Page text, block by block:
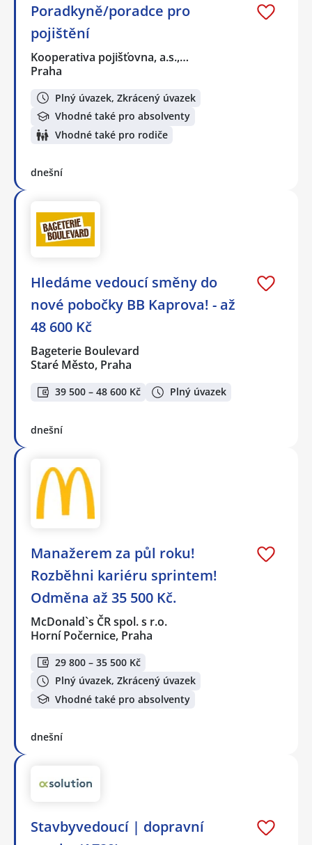
Poradkyně/poradce pro
pojištění
Kooperativa pojišťovna, a.s.,…
Praha
Plný úvazek, Zkrácený úvazek
Vhodné také pro absolventy
Vhodné také pro rodiče
dnešní
Hledáme vedoucí směny do
nové pobočky BB Kaprova! - až
48 600 Kč
Bageterie Boulevard
Staré Město, Praha
39 500 – 48 600 Kč Plný úvazek
dnešní
Manažerem za půl roku!
Rozběhni kariéru sprintem!
Odměna až 35 500 Kč.
McDonald`s ČR spol. s r.o.
Horní Počernice, Praha
29 800 – 35 500 Kč
Plný úvazek, Zkrácený úvazek
Vhodné také pro absolventy
dnešní
Stavbyvedoucí | dopravní